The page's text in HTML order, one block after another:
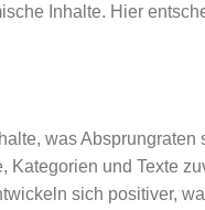
Inhalte. Hier
was Absprungraten
Kategorien und Texte
sich positiver,